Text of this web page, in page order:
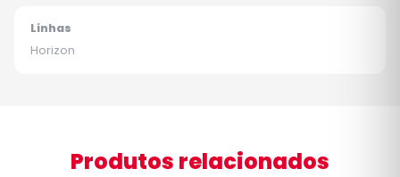
Linhas
Horizon
Produtos relacionados